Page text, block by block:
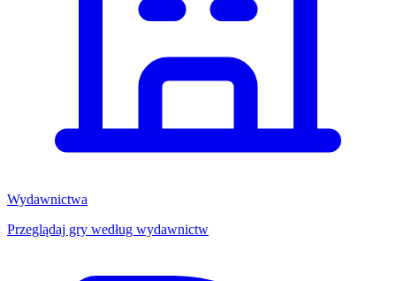
Wydawnictwa
Przeglądaj gry według wydawnictw